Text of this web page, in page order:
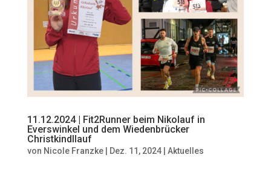
11.12.2024 | Fit2Runner beim Nikolauf in
Everswinkel und dem Wiedenbrücker
Christkindllauf
von Nicole Franzke| Dez. 11, 2024| Aktuelles